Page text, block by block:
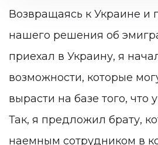
Возвращаясь к Украине и
нашего решения об
приехал в Украину, я
возможности, которые
вырасти на базе того, что
Так, я предложил брату,
наемным сотрудником в